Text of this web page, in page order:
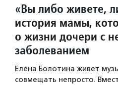
«Вы либо живете,
история мамы,
о жизни дочери с
заболеванием
Елена Болотина живет
совмещать непросто.